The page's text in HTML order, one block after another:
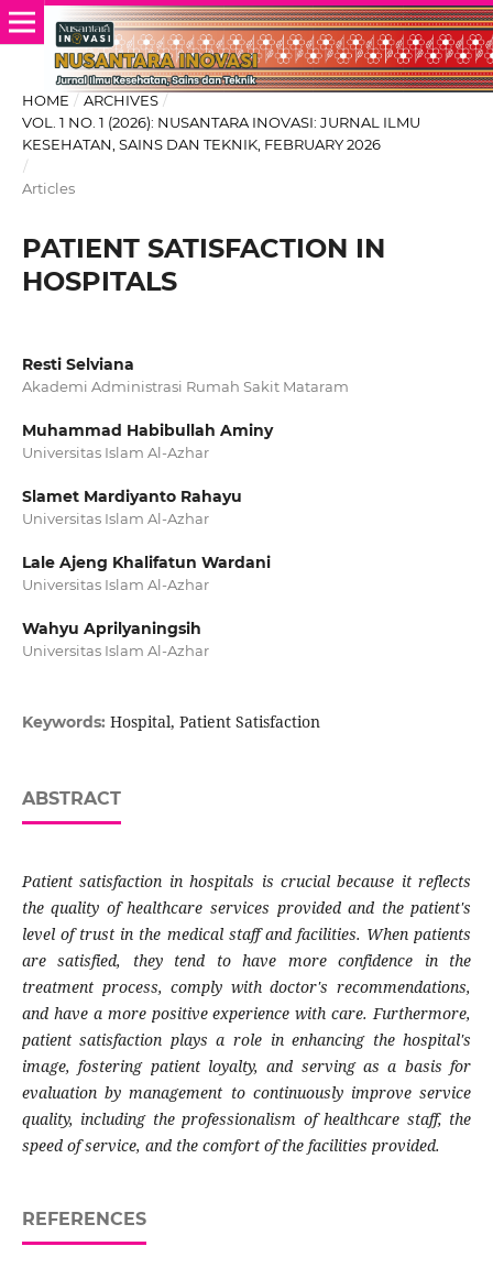
HOME / ARCHIVES /
VOL. 1 NO. 1 (2026): NUSANTARA INOVASI: JURNAL ILMU
KESEHATAN, SAINS DAN TEKNIK, FEBRUARY 2026
/
Articles
PATIENT SATISFACTION IN
HOSPITALS
Resti Selviana
Akademi Administrasi Rumah Sakit Mataram
Muhammad Habibullah Aminy
Universitas Islam Al-Azhar
Slamet Mardiyanto Rahayu
Universitas Islam Al-Azhar
Lale Ajeng Khalifatun Wardani
Universitas Islam Al-Azhar
Wahyu Aprilyaningsih
Universitas Islam Al-Azhar
Keywords: Hospital, Patient Satisfaction
ABSTRACT
Patient satisfaction in hospitals is crucial because it reflects
the quality of healthcare services provided and the patient's
level of trust in the medical staff and facilities. When patients
are satisfied, they tend to have more confidence in the
treatment process, comply with doctor's recommendations,
and have a more positive experience with care. Furthermore,
patient satisfaction plays a role in enhancing the hospital's
image, fostering patient loyalty, and serving as a basis for
evaluation by management to continuously improve service
quality, including the professionalism of healthcare staff, the
speed of service, and the comfort of the facilities provided.
REFERENCES